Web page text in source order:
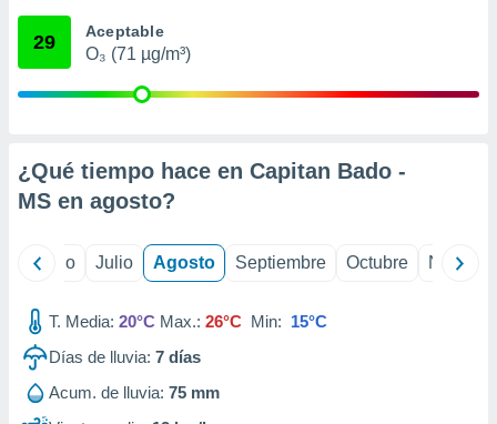
mediante
publicidad
1199
29 Aceptable
O₃ (71 µg/m³)
¿Qué tiempo hace en Capitan Bado -
MS en agosto?
Junio Julio Agosto Septiembre Octubre
T. Media: 20°C Max.: 26°C Min: 15°C
Días de lluvia: 7 días
Acum. de lluvia: 75 mm